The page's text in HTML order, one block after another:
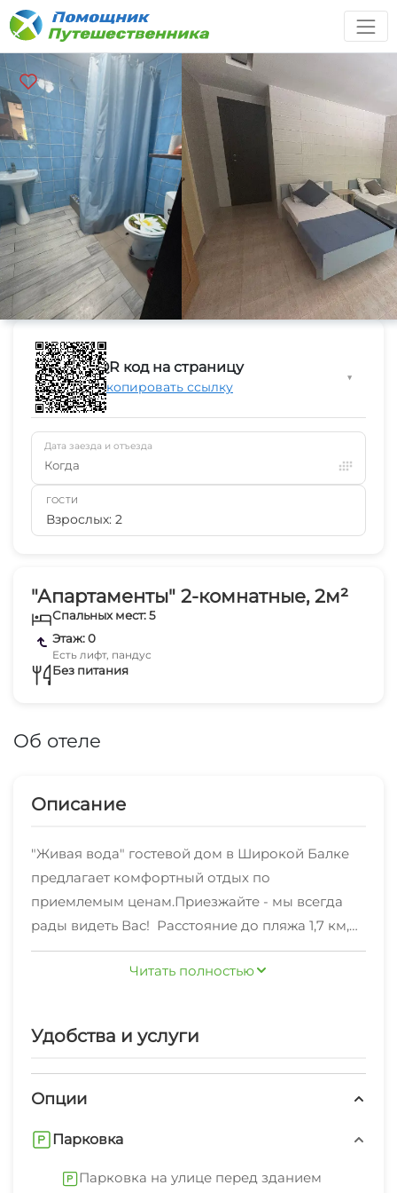
"Апартаменты" 2-комнатные, 2м²
Спальных мест: 5
Этаж: 0
Есть лифт, пандус
Без питания
Об отеле
Описание
"Живая вода" гостевой дом в Широкой Балке
предлагает комфортный отдых по
приемлемым ценам.Приезжайте - мы всегда
рады видеть Вас! Расстояние до пляжа 1,7 км,
20 минут неспешной прогулки по тенистой
местности, бассейн на территории с
отдыха ,мангал беседка. лавочки,
самостоятельного приготовления пищи.
Читать полностью
Удобства и услуги
Опции
Парковка
Парковка на улице перед зданием
QR код на страницу
Скопировать ссылку
▼
Дата заезда и отъезда
Когда
ГОСТИ
Взрослых: 2